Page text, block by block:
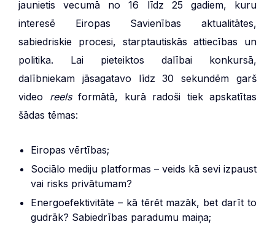
jaunietis vecumā no 16 līdz 25 gadiem, kuru
interesē Eiropas Savienības aktualitātes,
sabiedriskie procesi, starptautiskās attiecības un
politika. Lai pieteiktos dalībai konkursā,
dalībniekam jāsagatavo līdz 30 sekundēm garš
video reels formātā, kurā radoši tiek apskatītas
šādas tēmas:
Eiropas vērtības;
Sociālo mediju platformas – veids kā sevi izpaust
vai risks privātumam?
Energoefektivitāte – kā tērēt mazāk, bet darīt to
gudrāk? Sabiedrības paradumu maiņa;